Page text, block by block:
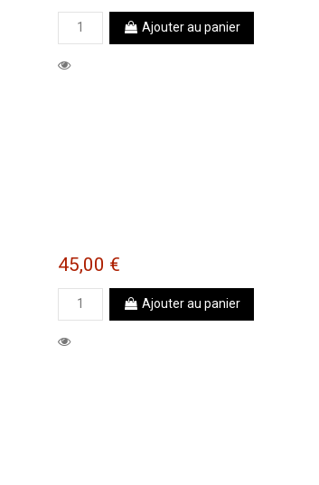
Ajouter au panier
45,00 €
Ajouter au panier